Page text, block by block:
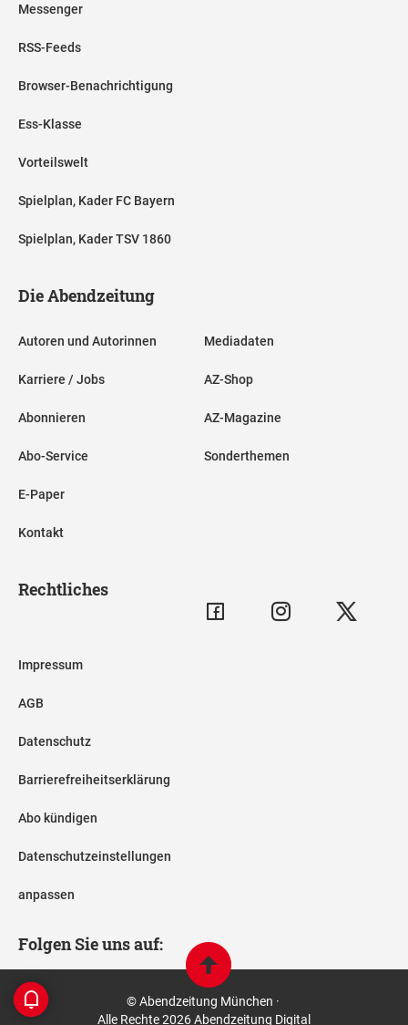
Messenger
RSS-Feeds
Browser-Benachrichtigung
Ess-Klasse
Vorteilswelt
Spielplan, Kader FC Bayern
Spielplan, Kader TSV 1860
Die Abendzeitung
Autoren und Autorinnen
Karriere / Jobs
Abonnieren
Abo-Service
E-Paper
Kontakt
Mediadaten
AZ-Shop
AZ-Magazine
Sonderthemen
Rechtliches
Impressum
AGB
Datenschutz
Barrierefreiheitserklärung
Abo kündigen
Datenschutzeinstellungen
anpassen
Folgen Sie uns auf:
© Abendzeitung München ·
Alle Rechte 2026 Abendzeitung Digital